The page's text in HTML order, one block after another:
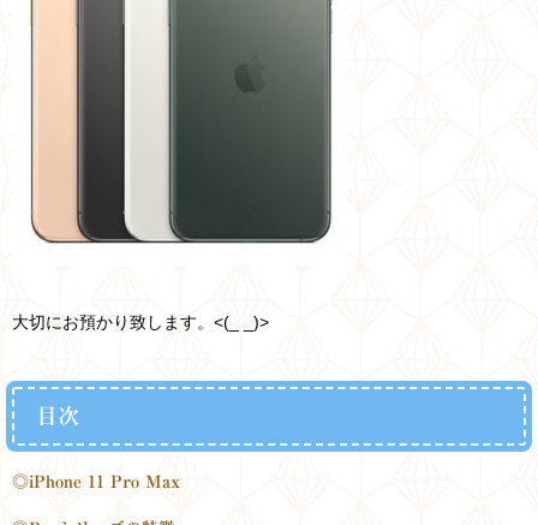
大切にお預かり致します。<(_ _)>
目次
◎iPhone 11 Pro Ｍax